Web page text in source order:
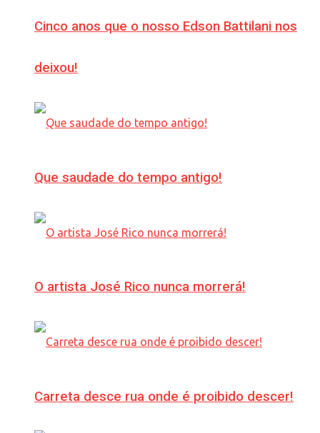
Cinco anos que o nosso Edson Battilani nos
deixou!
Que saudade do tempo antigo!
O artista José Rico nunca morrerá!
Carreta desce rua onde é proibido descer!